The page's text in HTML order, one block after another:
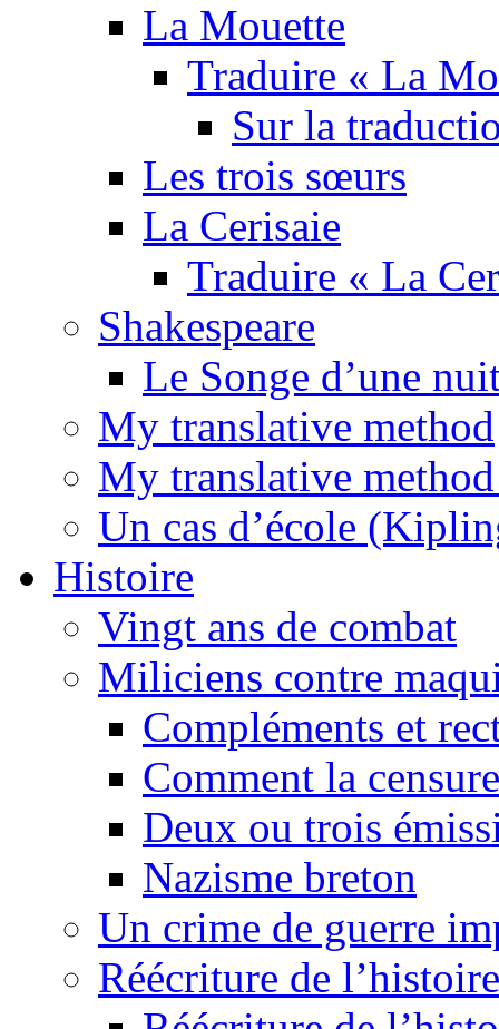
La Mouette
Traduire « La
Sur la
Les trois sœurs
La Cerisaie
Traduire « La
Shakespeare
Le Songe d’une
My translative method
My translative
Un cas d’école
Histoire
Vingt ans de combat
Miliciens contre
Compléments et
Comment la
Deux ou trois
Nazisme breton
Un crime de guerre
Réécriture de